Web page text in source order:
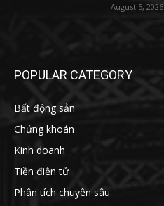
August 5, 2026
POPULAR CATEGORY
Bất động sản
Chứng khoán
Kinh doanh
Tiền điện tử
Phân tích chuyên sâu